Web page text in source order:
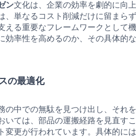
ン文化は、企業の効率を劇的に向
、単なるコスト削減だけに留まら
える重要なフレームワークとして
効率性を高めるのか、その具体的
の最適化
の中での無駄を見つけ出し、それ
いては、部品の運搬経路を見直す
変更が行われています。具体的に